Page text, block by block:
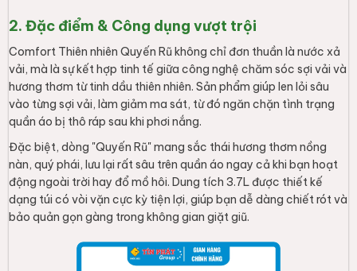
2. Đặc điểm & Công dụng vượt trội
Comfort Thiên nhiên Quyến Rũ không chỉ đơn thuần là nước xả
vải, mà là sự kết hợp tinh tế giữa công nghệ chăm sóc sợi vải và
hương thơm từ tinh dầu thiên nhiên. Sản phẩm giúp len lỏi sâu
vào từng sợi vải, làm giảm ma sát, từ đó ngăn chặn tình trạng
quần áo bị thô ráp sau khi phơi nắng.
Đặc biệt, dòng "Quyến Rũ" mang sắc thái hương thơm nồng
nàn, quý phái, lưu lại rất sâu trên quần áo ngay cả khi bạn hoạt
động ngoài trời hay đổ mồ hôi. Dung tích 3.7L được thiết kế
dạng túi có vòi vặn cực kỳ tiện lợi, giúp bạn dễ dàng chiết rót và
bảo quản gọn gàng trong không gian giặt giũ.